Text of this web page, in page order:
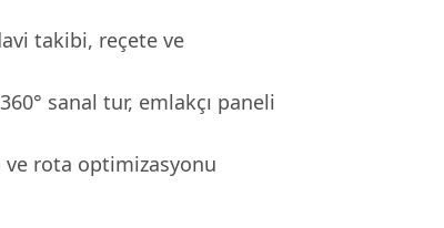
takibi, reçete ve
sanal tur, emlakçı paneli
rota optimizasyonu